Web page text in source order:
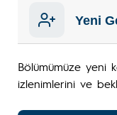
Yeni
Bölümümüze yeni
izlenimlerini ve